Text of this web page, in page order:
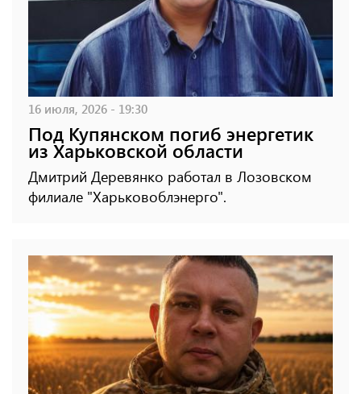
16 июля, 2026 - 19:30
Под Купянском погиб энергетик
из Харьковской области
Дмитрий Деревянко работал в Лозовском
филиале "Харьковоблэнерго".